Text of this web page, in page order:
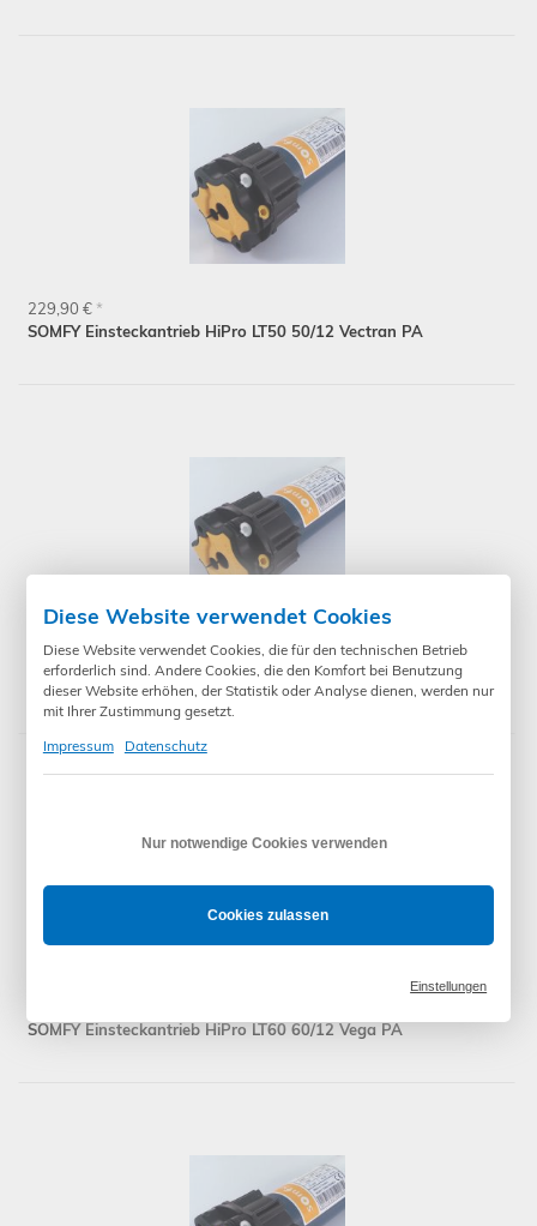
SOMFY Einsteckantrieb HiPro LT50 50/12 Vectran PA
229,90 € *
SOMFY Einsteckantrieb HiPro LT60 40/17 Orion PA
239,90 €*
SOMFY Einsteckantrieb HiPro LT60 60/12 Vega PA
Diese Website verwendet Cookies
Diese Website verwendet Cookies, die für den technischen Betrieb
erforderlich sind. Andere Cookies, die den Komfort bei Benutzung
dieser Website erhöhen, der Statistik oder Analyse dienen, werden nur
mit Ihrer Zustimmung gesetzt.
Impressum
Datenschutz
Nur notwendige Cookies verwenden
Cookies zulassen
Einstellungen